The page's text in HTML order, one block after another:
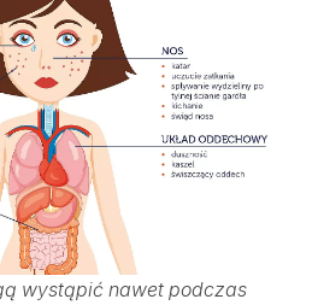
wystąpić nawet podczas